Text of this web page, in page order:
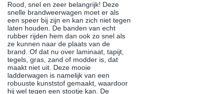
Rood, snel en zeer belangrijk! Deze
snelle brandweerwagen moet er als
een speer bij zijn en kan zich niet tegen
laten houden. De banden van echt
rubber rijden hem dan ook zo snel als
ze kunnen naar de plaats van de
brand. Of dat nu over laminaat, tapijt,
tegels, gras, zand of modder is, dat
maakt niet uit. Deze mooie
ladderwagen is namelijk van een
robuuste kunststof gemaakt, waardoor
hij wel tegen een stootje kan. De